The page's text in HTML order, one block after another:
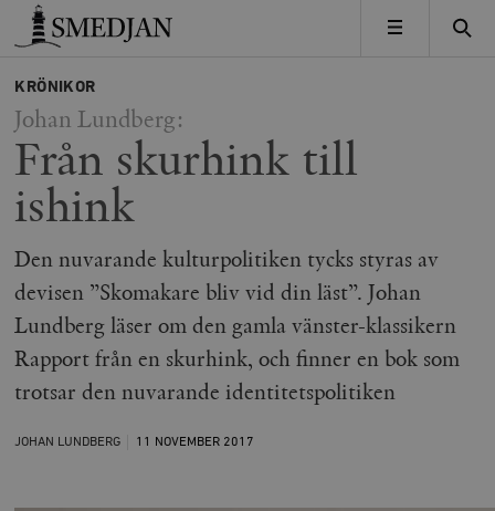
Timbro
MENY
KRÖNIKOR
Johan Lundberg:
Från skurhink till
ishink
Den nuvarande kulturpolitiken tycks styras av
devisen ”Skomakare bliv vid din läst”. Johan
Lundberg läser om den gamla vänster-klassikern
Rapport från en skurhink, och finner en bok som
trotsar den nuvarande identitetspolitiken
JOHAN LUNDBERG 11 NOVEMBER 2017